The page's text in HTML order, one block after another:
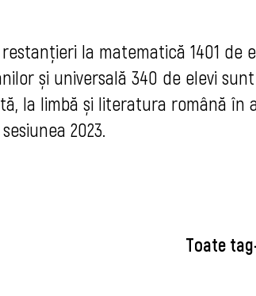
la matematică 1401 de
și universală 340 de elevi sunt
la limbă și literatura română în
2023.
Toate